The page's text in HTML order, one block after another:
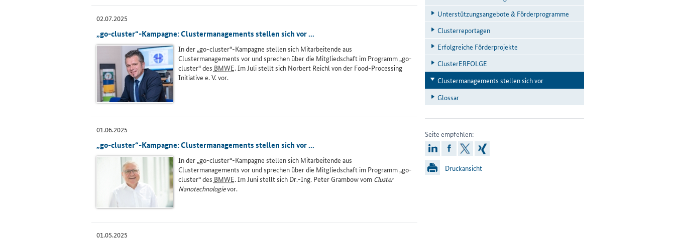
02.07.2025
„go-cluster“-Kampagne: Clustermanagements stellen sich vor ...
In der „go-cluster“-Kampagne stellen sich Mitarbeitende aus
Clustermanagements vor und sprechen über die Mitgliedschaft im Programm „go-
cluster“ des BMWE. Im Juli stellt sich Norbert Reichl von der Food-Processing
Initiative e. V. vor.
01.06.2025
„go-cluster“-Kampagne: Clustermanagements stellen sich vor ...
In der „go-cluster“-Kampagne stellen sich Mitarbeitende aus
Clustermanagements vor und sprechen über die Mitgliedschaft im Programm „go-
cluster“ des BMWE. Im Juni stellt sich Dr.-Ing. Peter Grambow vom Cluster
Nanotechnologievor.
01.05.2025
Un­ter­stüt­zungs­an­ge­bo­te & För­der­pro­gram­me
Clus­ter­re­por­ta­gen
Er­folg­rei­che För­der­pro­jek­te
Clus­te­rER­FOL­GE
Clus­ter­ma­na­ge­ments stel­len sich vor
Glossar
Seite empfehlen:
linkedinfacebook
x
Druckansicht